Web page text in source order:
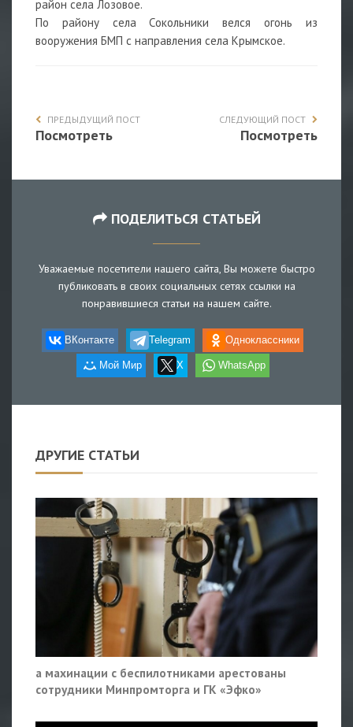
район села Лозовое.
По району села Сокольники велся огонь из
вооружения БМП с направления села Крымское.
ПРЕДЫДУЩИЙ ПОСТ
Посмотреть
СЛЕДУЮЩИЙ ПОСТ
Посмотреть
ПОДЕЛИТЬСЯ СТАТЬЕЙ
Уважаемые посетители нашего сайта, Вы можете быстро
публиковать в своих социальных сетях ссылки на
понравившиеся статьи на нашем сайте.
ВКонтакте Telegram Одноклассники
Мой Мир X WhatsApp
ДРУГИЕ СТАТЬИ
а махинации с беспилотниками арестованы
сотрудники Минпромторга и ГК «Эфко»